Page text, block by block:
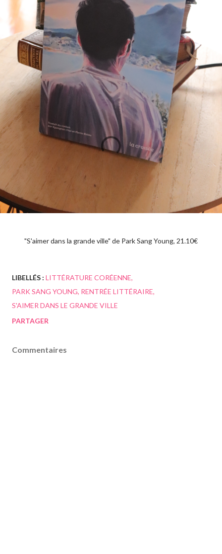
"S'aimer dans la grande ville" de Park Sang Young, 21.10€
LIBELLÉS : LITTÉRATURE CORÉENNE
PARK SANG YOUNG RENTRÉE LITTÉRAIRE
S'AIMER DANS LE GRANDE VILLE
PARTAGER
Commentaires